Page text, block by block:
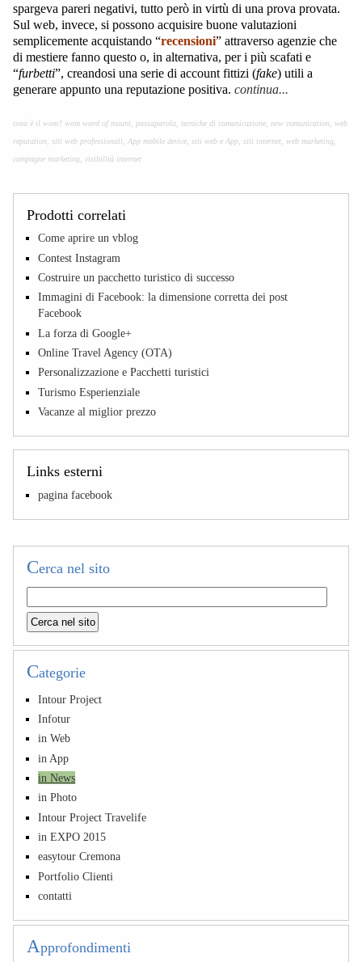
spargeva pareri negativi, tutto però in virtù di una prova provata.
Sul web, invece, si possono acquisire buone valutazioni
semplicemente acquistando “recensioni” attraverso agenzie che
di mestiere fanno questo o, in alternativa, per i più scafati e
“furbetti”, creandosi una serie di account fittizi (fake) utili a
generare appunto una reputazione positiva. continua...
cosa è il wom? wom word of mount, passaparola, tecniche di comunicazione, new comunication, web
reputation, siti web professionali, App mobile device, siti web e App, siti internet, web marketing,
campagne marketing, visibilità internet
Prodotti correlati
Come aprire un vblog
Contest Instagram
Costruire un pacchetto turistico di successo
Immagini di Facebook: la dimensione corretta dei post
Facebook
La forza di Google+
Online Travel Agency (OTA)
Personalizzazione e Pacchetti turistici
Turismo Esperienziale
Vacanze al miglior prezzo
Links esterni
pagina facebook
Cerca nel sito
Categorie
Intour Project
Infotur
in Web
in App
in News
in Photo
Intour Project Travelife
in EXPO 2015
easytour Cremona
Portfolio Clienti
contatti
Approfondimenti